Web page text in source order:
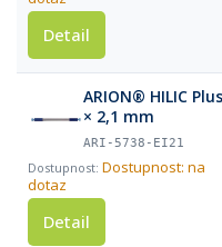
Detail
ARION® HILIC
× 2,1 mm
ARI-5738-EI21
Dostupnost: na
dotaz
Detail